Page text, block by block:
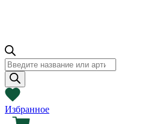
Поиск
товаров
Избранное